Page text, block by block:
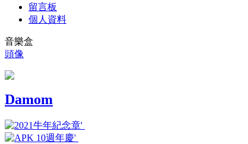
留言板
個人資料
音樂盒
頭像
Damom